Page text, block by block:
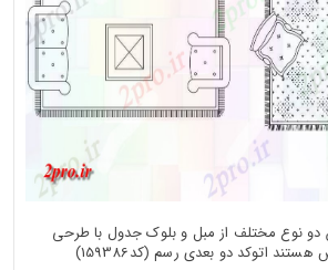
دو نوع مختلف از مبل و بلوک جدول با طرحی
اتوکد دو بعدی رسم (کد159386)